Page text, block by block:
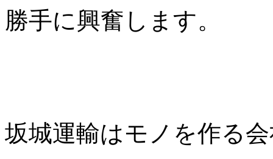
勝手に興奮します。
坂城運輸はモノを作る